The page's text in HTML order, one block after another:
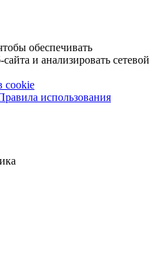
обеспечивать
и анализировать сетевой
cookie
использования